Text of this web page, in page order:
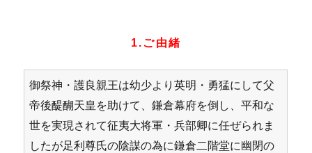
1.ご由緒
御祭神・護良親王は幼少より英明・勇猛にして父
帝後醍醐天皇を助けて、鎌倉幕府を倒し、平和な
世を実現されて征夷大将軍・兵部卿に任ぜられま
したが足利尊氏の陰謀の為に鎌倉二階堂に幽閉の